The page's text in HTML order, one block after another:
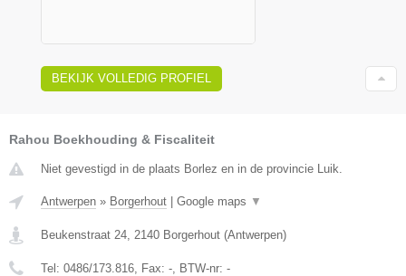
BEKIJK VOLLEDIG PROFIEL
Rahou Boekhouding & Fiscaliteit
Niet gevestigd in de plaats Borlez en in de provincie Luik.
Antwerpen » Borgerhout | Google maps ▼
Beukenstraat 24 2140 Borgerhout (Antwerpen)
Tel: 0486/173.816 , Fax: - , BTW-nr: -